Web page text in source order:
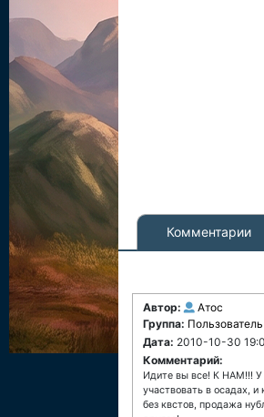
Комментарии
Автор:
Атос
Группа: Пользователь
Дата: 2010-10-30
Комментарий:
Идите вы все! К НАМ!!! У
участвовать в осадах,
без квстов, продажа